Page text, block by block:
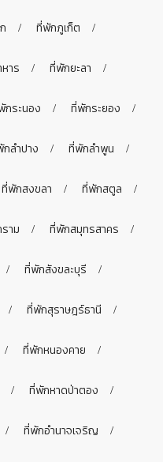
ที่พักภูเก็ต
าร ที่พักยะลา
กระนอง ที่พักระยอง
ลำปาง ที่พักลำพูน
ที่พักสงขลา ที่พักสตูล
าม ที่พักสมุทรสาคร
ที่พักสังขละบุรี
ที่พักสุราษฎร์ธานี
ที่พักหนองคาย
ที่พักหาดป่าตอง
ที่พักอำนาจเจริญ